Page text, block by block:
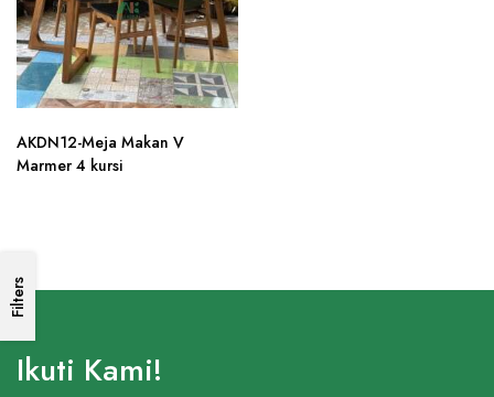
Filters
AKDN12-Meja Makan V
Marmer 4 kursi
Ikuti Kami!